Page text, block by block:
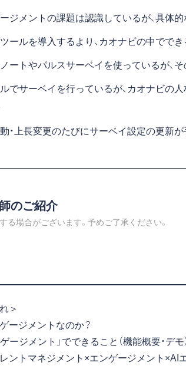
ジメントの課題は認識しているが、具体
ールを導入するより、カオナビの中でで
ートやパルスサーベイを使っているが、
でサーベイを行っているが、カオナビの
・上長変更のたびにサーベイ設定の更新
のご紹介
る場合がございます。予めご了承ください。
＞
ージメントなのか？
ージメント」でできること（機能概要・デモ
レントマネジメント×エンゲージメント×AI